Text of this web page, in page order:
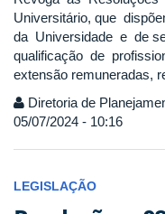
Universitário, que
da Universidade e de
qualificação de
extensão remuneradas,
Diretoria de
05/07/2024 - 10:16
LEGISLAÇÃO